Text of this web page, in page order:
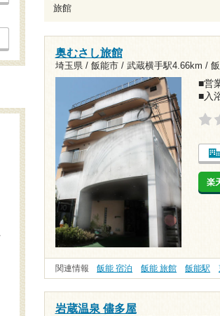
旅館
奥むさし旅館
埼玉県 / 飯能市 / 武蔵横手駅4.66km /
■営
■入
楽
関連情報 飯能 宿泊 飯能 旅館 飯能駅
岩蔵温泉 儘多屋